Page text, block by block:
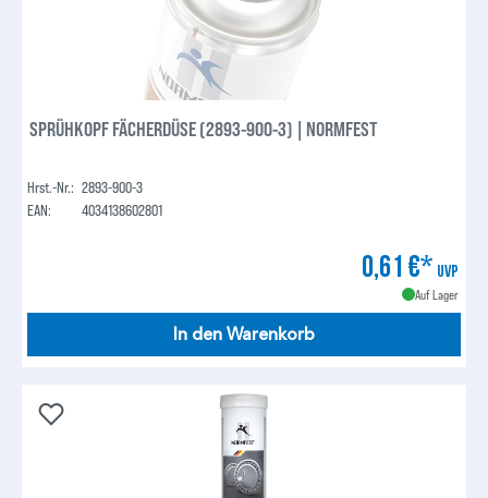
SPRÜHKOPF FÄCHERDÜSE (2893-900-3) | NORMFEST
Hrst.-Nr.: 2893-900-3
EAN:
4034138602801
0,61 €* UVP
Auf Lager
In den Warenkorb